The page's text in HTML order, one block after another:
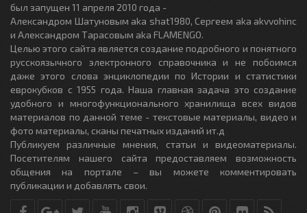
был запущен 11 апреля 2010 года -
Александром Шатуновым aka shat1980, Сергеем aka akvvohinc
и Александром Тарасовым aka FLAMENGO.
Целью этого сайта является создание подробного и понятного
русскоязычного электронного справочника и не побоимся
даже этого слова энциклопедии по Истории и статистики
еврокубков с 1955 года. Наша главная задача это создание
удобного и многофункционального хранилища всех видов
материалов по данной теме - текстовые материалы, видео и
фото материалы, сканы печатных изданий ит.д
Публикуем различные мнения, статьи и видеоматериалы.
Посетителям нашего сайта предоставляем возможность
общения на портале – вы можете комментировать
публикации и добавлять свои.